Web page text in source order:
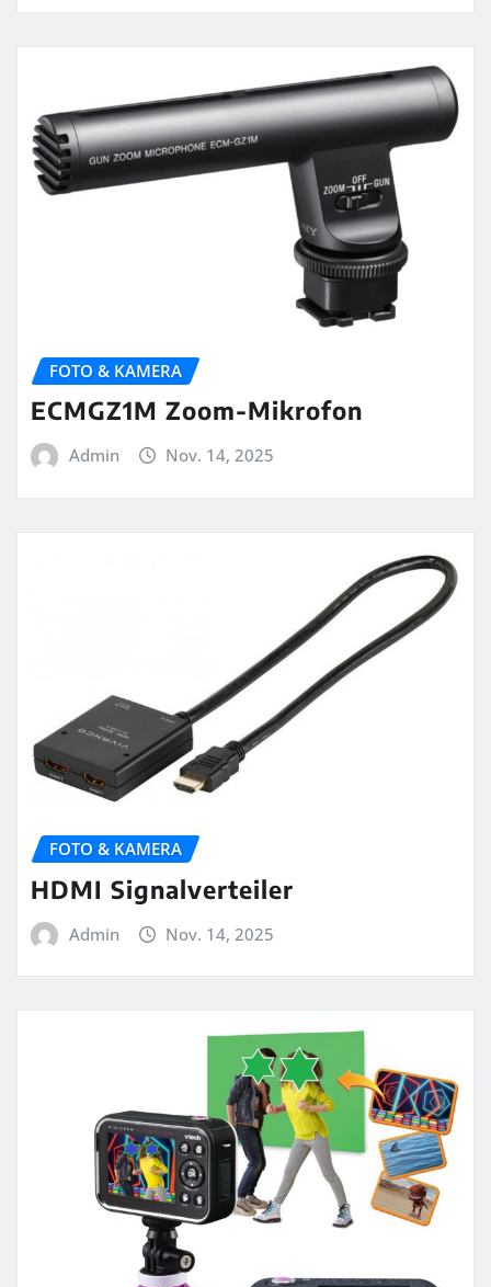
FOTO & KAMERA
ECMGZ1M Zoom-Mikrofon
Admin Nov. 14, 2025
FOTO & KAMERA
HDMI Signalverteiler
Admin Nov. 14, 2025